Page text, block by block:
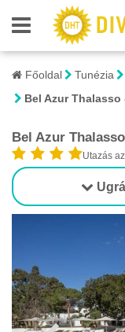
Főoldal Tunézia
Bel Azur
Bel Azur
Utazás